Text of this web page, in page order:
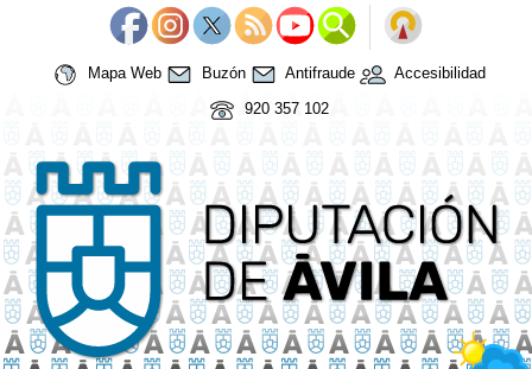
Mapa Web Buzón Antifraude
Accesibilidad
920 357 102